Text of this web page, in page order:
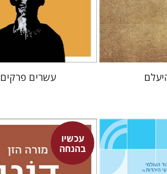
מודפס הנחת אתר ספר מודפס
$42
$38
עשרים פרקים
עכשיו
בהנחה
איהי דוגן
איתן בולוקן